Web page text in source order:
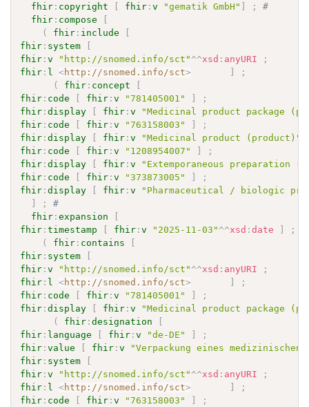
fhir : copyright fhir :v "gematik GmbH" ;
#
fhir : compose
(
fhir : include
fhir : system
fhir :v "http://snomed.info/sct" ^^xsd : anyURI
;
fhir : l <http://snomed.info/sct>
;
(
fhir : concept
fhir : code fhir :v "781405001"
;
fhir :display fhir :v
"Medicinal product package
fhir : code fhir :v "763158003"
;
fhir :display fhir :v "Medicinal product (product)"
fhir : code fhir :v "1208954007"
;
fhir :display fhir :v
"Extemporaneous preparation
fhir : code fhir :v "373873005"
;
fhir :display fhir :v
"Pharmaceutical / biologic
;
#
fhir :expansion
fhir :timestamp fhir :v "2025-11-03" ^^xsd :date
;
(
fhir : contains
fhir : system
fhir :v "http://snomed.info/sct" ^^xsd : anyURI
;
fhir : l <http://snomed.info/sct>
;
fhir : code fhir :v "781405001"
;
fhir :display fhir :v
"Medicinal product package
(
fhir :designation
fhir : language fhir :v "de-DE"
;
fhir :value fhir :v
"Verpackung eines medizinischen
fhir : system
fhir :v "http://snomed.info/sct" ^^xsd : anyURI
;
fhir : l <http://snomed.info/sct>
;
fhir : code fhir :v "763158003"
;